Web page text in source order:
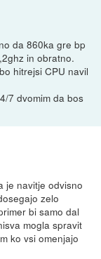
da 860ka gre bp
in obratno.
hitrejsi CPU navil
7 dvomim da bos
je navitje odvisno
zelo
bi samo dal
mogla spravit
ko vsi omenjajo